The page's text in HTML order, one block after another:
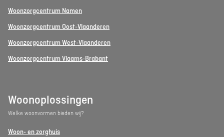
Woonzorgcentrum Namen
Woonzorgcentrum Oost-Vlaanderen
Woonzorgcentrum West-Vlaanderen
Woonzorgcentrum Vlaams-Brabant
Woonoplossingen
Welke woonvormen bieden wij?
Woon- en zorghuis